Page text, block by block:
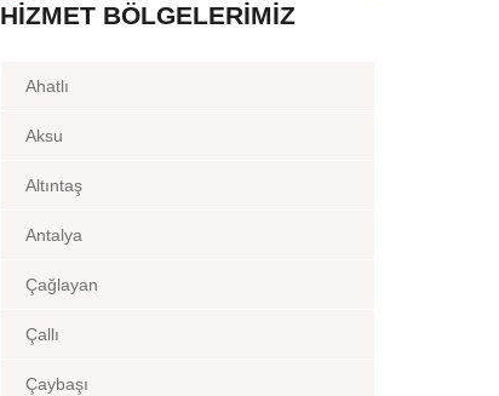
HIZMET BÖLGELERIMIZ
Ahatlı
Aksu
Altıntaş
Antalya
Çağlayan
Çallı
Çaybaşı